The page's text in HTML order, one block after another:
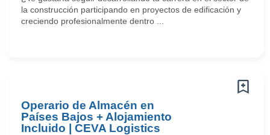
la construcción participando en proyectos de edificación y
creciendo profesionalmente dentro ...
Operario de Almacén en
Países Bajos + Alojamiento
Incluido | CEVA Logistics